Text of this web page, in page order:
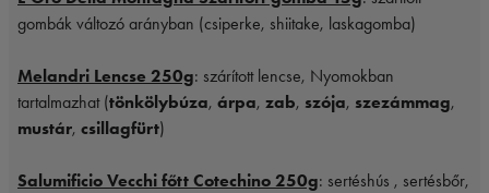
gombák változó arányban (csiperke, shiitake, laskagomba)
Melandri Lencse 250g: szárított lencse, Nyomokban
tartalmazhat (tönkölybúza, árpa, zab, szója, szezámmag,
mustár, csillagfürt)
Salumificio Vecchi főtt Cotechino 250g: sertéshús , sertésbőr,